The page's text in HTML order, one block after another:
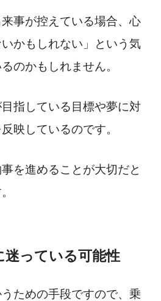
事が控えている場合、心
かもしれない」という気
のかもしれません。
指している目標や夢に対
映しているのです。
を進めることが大切だと
迷っている可能性
ための手段ですので、乗